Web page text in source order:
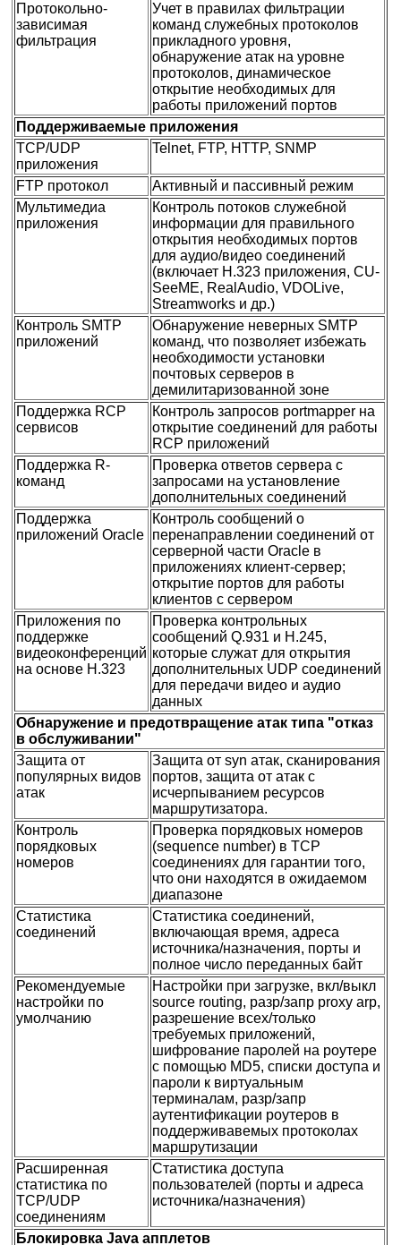
Протокольно-
зависимая
фильтрация
Учет в правилах фильтрации
команд служебных протоколов
прикладного уровня,
обнаружение атак на уровне
протоколов, динамическое
открытие необходимых для
работы приложений портов
Поддерживаемые приложения
TCP/UDP
приложения
Telnet, FTP, HTTP, SNMP
FTP протокол
Активный и пассивный режим
Мультимедиа
приложения
Контроль потоков служебной
информации для правильного
открытия необходимых портов
для аудио/видео соединений
(включает H.323 приложения, CU-
SeeME, RealAudio, VDOLive,
Streamworks и др.)
Контроль SMTP
приложений
Обнаружение неверных SMTP
команд, что позволяет избежать
необходимости установки
почтовых серверов в
демилитаризованной зоне
Поддержка RCP
сервисов
Контроль запросов portmapper на
открытие соединений для работы
RCP приложений
Поддержка R-
команд
Проверка ответов сервера с
запросами на установление
дополнительных соединений
Поддержка
приложений Oracle
Контроль сообщений о
перенаправлении соединений от
серверной части Oracle в
приложениях клиент-сервер;
открытие портов для работы
клиентов с сервером
Приложения по
поддержке
видеоконференций
на основе H.323
Проверка контрольных
сообщений Q.931 и H.245,
которые служат для открытия
дополнительных UDP соединений
для передачи видео и аудио
данных
Обнаружение и предотвращение атак типа "отказ
в обслуживании"
Защита от
популярных видов
атак
Защита от syn атак, сканирования
портов, защита от атак с
исчерпыванием ресурсов
маршрутизатора.
Контроль
порядковых
номеров
Проверка порядковых номеров
(sequence number) в TCP
соединениях для гарантии того,
что они находятся в ожидаемом
диапазоне
Статистика
соединений
Статистика соединений,
включающая время, адреса
источника/назначения, порты и
полное число переданных байт
Рекомендуемые
настройки по
умолчанию
Настройки при загрузке, вкл/выкл
source routing, разр/запр proxy arp,
разрешение всех/только
требуемых приложений,
шифрование паролей на роутере
с помощью MD5, списки доступа и
пароли к виртуальным
терминалам, разр/запр
аутентификации роутеров в
поддерживавемых протоколах
маршрутизации
Расширенная
статистика по
TCP/UDP
соединениям
Статистика доступа
пользователей (порты и адреса
источника/назначения)
Блокировка Java апплетов